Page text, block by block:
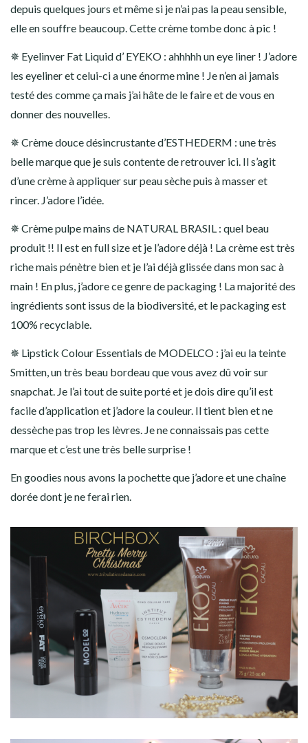
depuis quelques jours et même si je n’ai pas la peau sensible,
elle en souffre beaucoup. Cette crème tombe donc à pic !
✵ Eyelinver Fat Liquid d’ EYEKO : ahhhhh un eye liner ! J’adore
les eyeliner et celui-ci a une énorme mine ! Je n’en ai jamais
testé des comme ça mais j’ai hâte de le faire et de vous en
donner des nouvelles.
✵ Crème douce désincrustante d’ESTHEDERM : une très
belle marque que je suis contente de retrouver ici. Il s’agit
d’une crème à appliquer sur peau sèche puis à masser et
rincer. J’adore l’idée.
✵ Crème pulpe mains de NATURAL BRASIL : quel beau
produit !! Il est en full size et je l’adore déjà ! La crème est très
riche mais pénètre bien et je l’ai déjà glissée dans mon sac à
main ! En plus, j’adore ce genre de packaging ! La majorité des
ingrédients sont issus de la biodiversité, et le packaging est
100% recyclable.
✵ Lipstick Colour Essentials de MODELCO : j’ai eu la teinte
Smitten, un très beau bordeau que vous avez dû voir sur
snapchat. Je l’ai tout de suite porté et je dois dire qu’il est
facile d’application et j’adore la couleur. Il tient bien et ne
dessèche pas trop les lèvres. Je ne connaissais pas cette
marque et c’est une très belle surprise !
En goodies nous avons la pochette que j’adore et une chaîne
dorée dont je ne ferai rien.